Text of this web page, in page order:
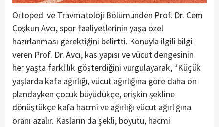
Ortopedi ve Travmatoloji Bölümünden Prof. Dr. Cem
Coşkun Avcı, spor faaliyetlerinin yaşa özel
hazırlanması gerektiğini belirtti. Konuyla ilgili bilgi
veren Prof. Dr. Avcı, kas yapısı ve vücut dengesinin
her yaşta farklılık gösterdiğini vurgulayarak, “Küçük
yaşlarda kafa ağırlığı, vücut ağırlığına göre daha ön
plandayken çocuk büyüdükçe, erişkin şekline
dönüştükçe kafa hacmi ve ağırlığı vücut ağırlığına
oranı azalır. Kasların da şekli, boyutu, hacmi